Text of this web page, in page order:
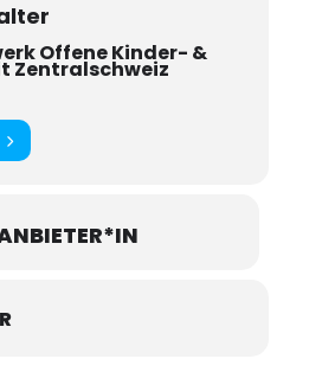
Offene Kinder- &
Zentralschweiz